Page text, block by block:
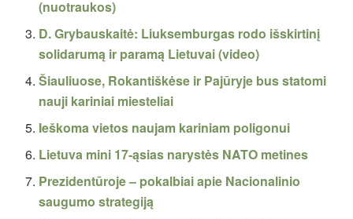
(nuotraukos)
D. Grybauskaitė: Liuksemburgas rodo išskirtinį
solidarumą ir paramą Lietuvai (video)
Šiauliuose, Rokantiškėse ir Pajūryje bus statomi
nauji kariniai miesteliai
Ieškoma vietos naujam kariniam poligonui
Lietuva mini 17-ąsias narystės NATO metines
Prezidentūroje – pokalbiai apie Nacionalinio
saugumo strategiją